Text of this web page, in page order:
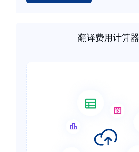
翻译费用计算器